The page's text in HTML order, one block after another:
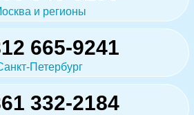
и регионы
665-9241
Петербург
332-2184